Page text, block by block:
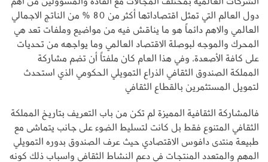
دول العالم التي تمثل اقتصاداتها أكثر من 80 % من الناتج الاجمالي
العالمي والاهم دائماً هو ما يناقش فيه من مواضيع وملفات تعد هي
المحرك والموجه لبوصلة الاقتصاد العالمي وما يواجهه من تحديات
على كافة الأصعدة، وفي هذا العام كان ملفتاً أن تضم مشاركة
المملكة الصندوق الثقافي الذراع التمويلي الحكومي الذي استحدث
لتمويل المستثمرين بالقطاع الثقافي
فالمشاركة الثقافية المميزة لم تكن من باب التعريف بتاريخ المملكة
الثقافي المتنوع فقط بل كانت لتسليط الضوء على جانب يتماشى مع
طبيعة منتدى دافوس الاقتصادي حيث عرف الصندوق بدوره التمويلي
المهم والمتعدد المنتجات في دعم النشاط الثقافي واسباب ذلك كونه